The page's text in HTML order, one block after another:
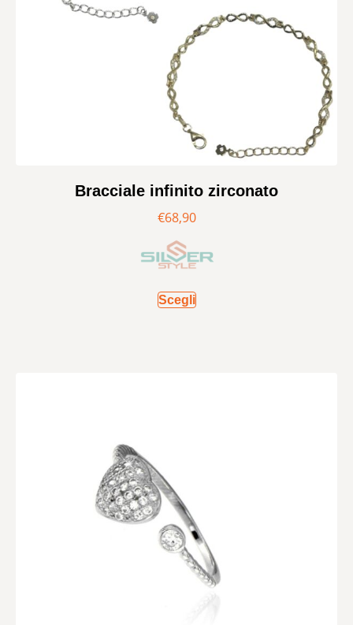
Bracciale infinito zirconato
€68,90
Scegli